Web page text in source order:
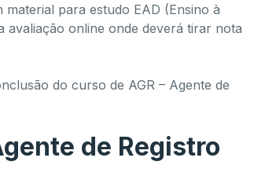
para estudo EAD (Ensino à
online onde deverá tirar nota
do curso de AGR – Agente de
de Registro